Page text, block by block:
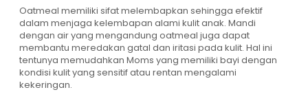
Oatmeal memiliki sifat melembapkan sehingga efektif
dalam menjaga kelembapan alami kulit anak. Mandi
dengan air yang mengandung oatmeal juga dapat
membantu meredakan gatal dan iritasi pada kulit. Hal ini
tentunya memudahkan Moms yang memiliki bayi dengan
kondisi kulit yang sensitif atau rentan mengalami
kekeringan.